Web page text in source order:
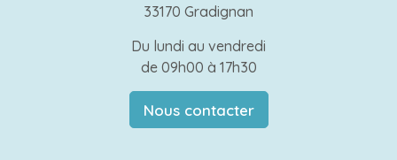
33170 Gradignan
Du lundi au vendredi
de 09h00 à 17h30
Nous contacter